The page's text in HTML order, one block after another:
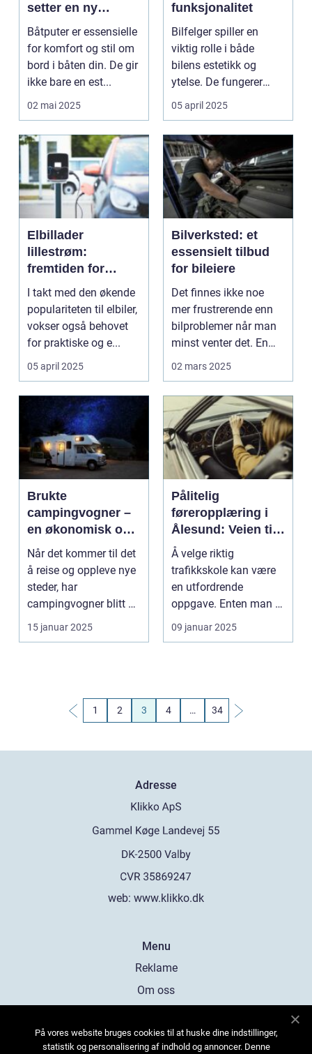
setter en ny
standard
Båtputer er essensielle
for komfort og stil om
bord i båten din. De gir
ikke bare en est...
02 mai 2025
funksjonalitet
Bilfelger spiller en
viktig rolle i både
bilens estetikk og
ytelse. De fungerer
som et kritisk...
05 april 2025
Elbillader
lillestrøm:
fremtiden for
miljøvennlig
transport
I takt med den økende
populariteten til elbiler,
vokser også behovet
for praktiske og e...
05 april 2025
Bilverksted: et
essensielt tilbud
for bileiere
Det finnes ikke noe
mer frustrerende enn
bilproblemer når man
minst venter det. En
lyd her, et...
02 mars 2025
Brukte
campingvogner –
en økonomisk og
praktisk løsning
Når det kommer til det
å reise og oppleve nye
steder, har
campingvogner blitt en
stadig ...
15 januar 2025
Pålitelig
føreropplæring i
Ålesund: Veien til
trygg kjøring
Å velge riktig
trafikkskole kan være
en utfordrende
oppgave. Enten man er
en ung sj&arin...
09 januar 2025
1 2 3 4 … 34
Adresse
web: www.klikko.dk
Menu
Reklame
Om oss
Kontakt Oss
På vores website bruges cookies til at huske dine indstillinger,
statistik og personalisering af indhold og annoncer. Denne